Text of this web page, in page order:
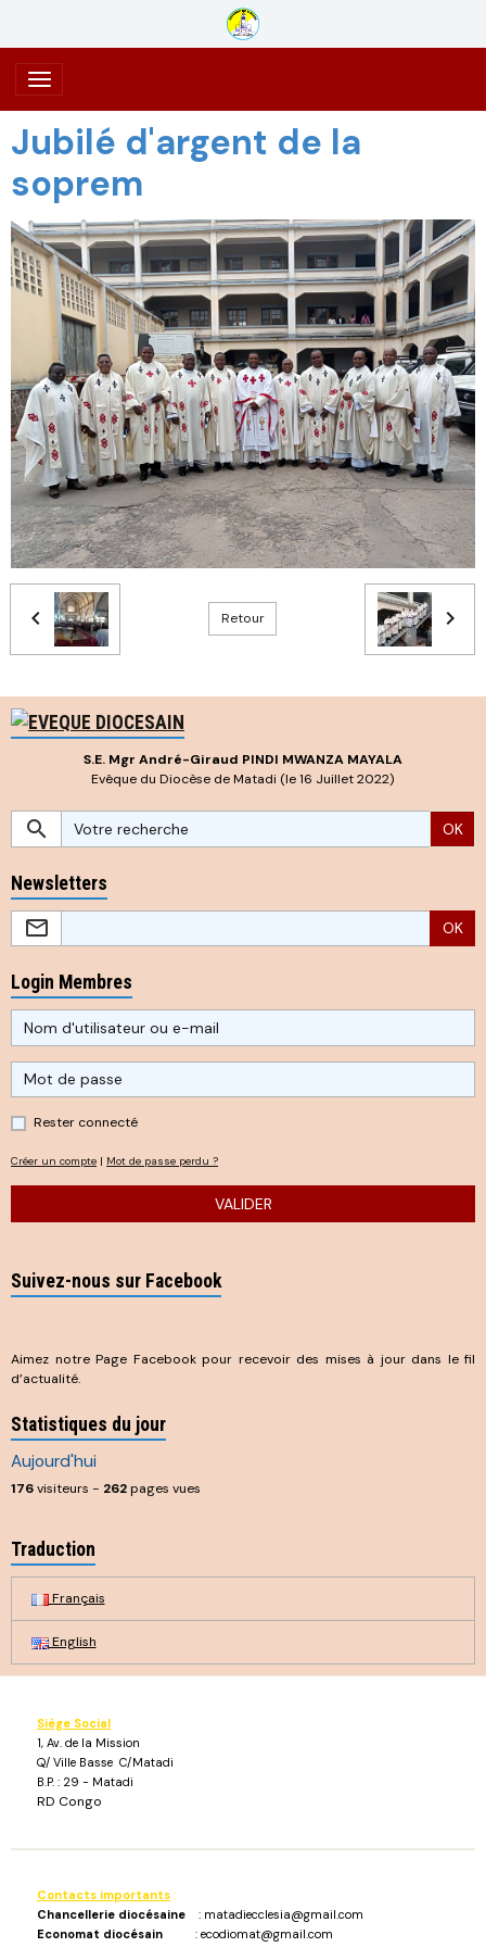
Jubilé d'argent de la
soprem
Retour
S.E. Mgr André-Giraud PINDI MWANZA MAYALA
Evêque du Diocèse de Matadi (le 16 Juillet 2022)
OK
Newsletters
OK
Login Membres
Rester connecté
Créer un compte | Mot de passe perdu ?
VALIDER
Suivez-nous sur Facebook
Aimez notre Page Facebook pour recevoir des mises à jour dans le fil
d’actualité.
Statistiques du jour
Aujourd'hui
176visiteurs - 262pages vues
Traduction
Français
English
Siège Social
1, Av. de la Mission
Q/ Ville Basse C/Matadi
B.P. : 29 - Matadi
RD Congo
Contacts importants :
Chancellerie diocésaine : matadiecclesia@gmail.com
Economat diocésain : ecodiomat@gmail.com